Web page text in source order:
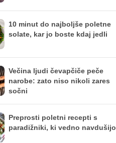
10 minut do najboljše poletne
solate, kar jo boste kdaj jedli
Večina ljudi čevapčiče peče
narobe: zato niso nikoli zares
sočni
Preprosti poletni recepti s
paradižniki, ki vedno navdušijo